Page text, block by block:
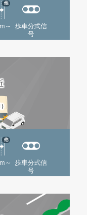
～
他
歩車分式信
号
～
他
歩車分式信
号